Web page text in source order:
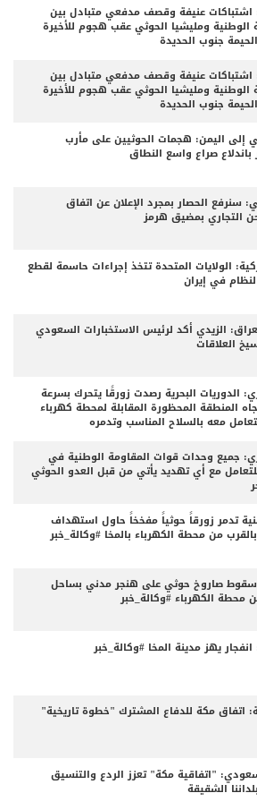
عنيفة وقصف مدفعي متبادل بين
الوطنية ومليشيا الحوثي عقب هجوم للأخيرة
جنوب الحديدة
عنيفة وقصف مدفعي متبادل بين
الوطنية ومليشيا الحوثي عقب هجوم للأخيرة
جنوب الحديدة
إلى اليمن: هجمات الحوثيين على مأرب
صراع واسع النطاق
سنرفع الحصار بمجرد الإعلان عن اتفاق
التجاري بمضيق هرمز
الولايات المتحدة تتخذ إجراءات حاسمة لقطع
في إيران
الزيدي أكد لرئيس الاستخبارات السعودي
العلاقات
الدوريات البحرية رصدت زورقًا يتحرك بسرعة
المنطقة المحظورة المقابلة لمحطة كهرباء
معه بالسلاح المناسب وتدمره
جميع وحدات قوات المقاومة الوطنية في
مع أي تهديد يأتي من قبل العدو الحوثي
تدمر زورقاً حوثياً مفخخاً حاول استهداف
من محطة الكهرباء بالمخا #وكالة_خبر
سقوط صاروخ حوثي على هنجر مدني بساحل
محطة الكهرباء #وكالة_خبر
يهز مدينة المخا #وكالة_خبر
اتفاق مكة للدفاع المشترك "خطوة تاريخية"
"اتفاقية مكة" تعزز الردع والتنسيق
الشقيقة